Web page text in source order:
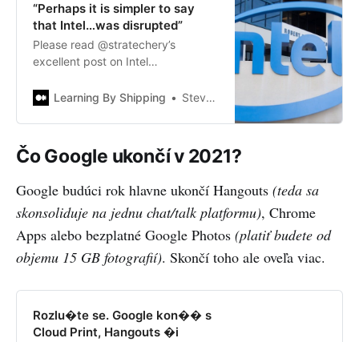
“Perhaps it is simpler to say
that Intel…was disrupted”
Please read @stratechery’s
excellent post on Intel
and-the-danger-of-integration/,
Integration” by Ben Thompson.
Also you should subscribe…
Learning By Shipping Steven Sinofsky
Čo Google ukončí v 2021?
Google budúci rok hlavne ukončí Hangouts (teda sa
skonsoliduje na jednu chat/talk platformu), Chrome
Apps alebo bezplatné Google Photos (platiť budete od
objemu 15 GB fotografií). Skončí toho ale oveľa viac.
Rozlu�te se. Google kon�� s
Cloud Print, Hangouts �i